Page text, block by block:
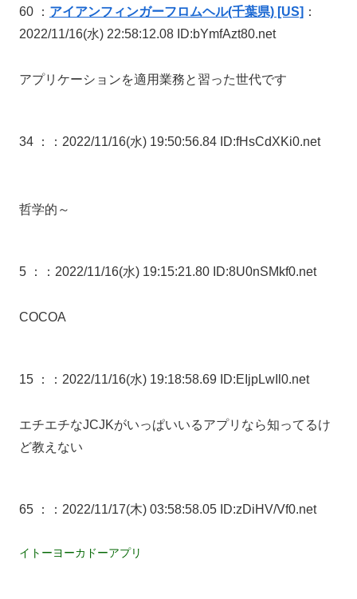
60 ： アイアンフィンガーフロムヘル(千葉県) [US] ：
2022/11/16(水) 22:58:12.08 ID:bYmfAzt80.net
アプリケーションを適用業務と習った世代です
34 ： ：2022/11/16(水) 19:50:56.84 ID:fHsCdXKi0.net
哲学的～
5 ： ：2022/11/16(水) 19:15:21.80 ID:8U0nSMkf0.net
COCOA
15 ： ：2022/11/16(水) 19:18:58.69 ID:EIjpLwIl0.net
エチエチなJCJKがいっぱいいるアプリなら知ってるけ
ど教えない
65 ： ：2022/11/17(木) 03:58:58.05 ID:zDiHV/Vf0.net
イトーヨーカドーアプリ